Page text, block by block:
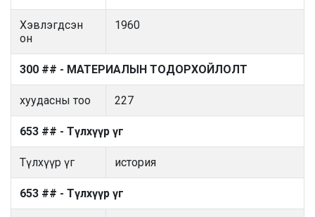
Хэвлэгдсэн
он
1960
300 ## - МАТЕРИАЛЫН ТОДОРХОЙЛОЛТ
хуудасны тоо 227
653 ## - Түлхүүр үг
Түлхүүр үг история
653 ## - Түлхүүр үг